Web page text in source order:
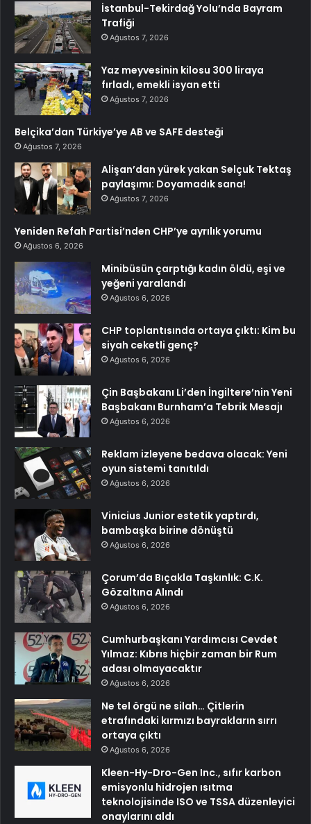
İstanbul-Tekirdağ Yolu’nda Bayram
Trafiği
Ağustos 7, 2026
Yaz meyvesinin kilosu 300 liraya
fırladı, emekli isyan etti
Ağustos 7, 2026
Belçika’dan Türkiye’ye AB ve SAFE desteği
Ağustos 7, 2026
Alişan’dan yürek yakan Selçuk Tektaş
paylaşımı: Doyamadık sana!
Ağustos 7, 2026
Yeniden Refah Partisi’nden CHP’ye ayrılık yorumu
Ağustos 6, 2026
Minibüsün çarptığı kadın öldü, eşi ve
yeğeni yaralandı
Ağustos 6, 2026
CHP toplantısında ortaya çıktı: Kim bu
siyah ceketli genç?
Ağustos 6, 2026
Çin Başbakanı Li’den İngiltere’nin Yeni
Başbakanı Burnham’a Tebrik Mesajı
Ağustos 6, 2026
Reklam izleyene bedava olacak: Yeni
oyun sistemi tanıtıldı
Ağustos 6, 2026
Vinicius Junior estetik yaptırdı,
bambaşka birine dönüştü
Ağustos 6, 2026
Çorum’da Bıçakla Taşkınlık: C.K.
Gözaltına Alındı
Ağustos 6, 2026
Cumhurbaşkanı Yardımcısı Cevdet
Yılmaz: Kıbrıs hiçbir zaman bir Rum
adası olmayacaktır
Ağustos 6, 2026
Ne tel örgü ne silah… Çitlerin
etrafındaki kırmızı bayrakların sırrı
ortaya çıktı
Ağustos 6, 2026
Kleen-Hy-Dro-Gen Inc., sıfır karbon
emisyonlu hidrojen ısıtma
teknolojisinde ISO ve TSSA düzenleyici
onaylarını aldı